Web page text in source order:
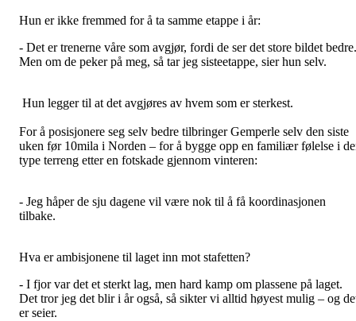
Hun er ikke fremmed for å ta samme etappe i år:
- Det er trenerne våre som avgjør, fordi de ser det store bildet bedre.
Men om de peker på meg, så tar jeg sisteetappe, sier hun selv.
Hun legger til at det avgjøres av hvem som er sterkest.
For å posisjonere seg selv bedre tilbringer Gemperle selv den siste
uken før 10mila i Norden – for å bygge opp en familiær følelse i
type terreng etter en fotskade gjennom vinteren:
- Jeg håper de sju dagene vil være nok til å få koordinasjonen
tilbake.
Hva er ambisjonene til laget inn mot stafetten?
- I fjor var det et sterkt lag, men hard kamp om plassene på laget.
Det tror jeg det blir i år også, så sikter vi alltid høyest mulig – og
er seier.